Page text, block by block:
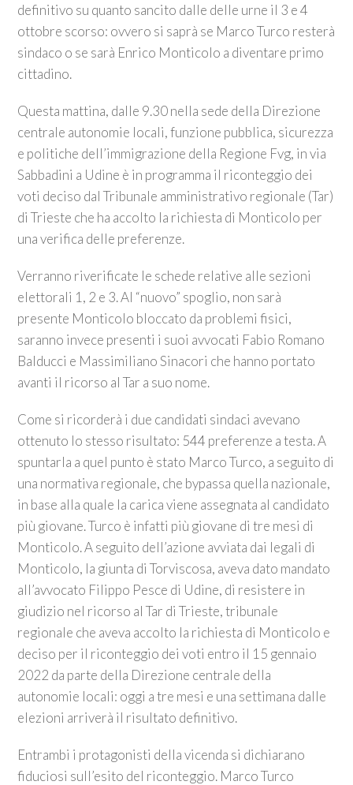
definitivo su quanto sancito dalle delle urne il 3 e 4
ottobre scorso: ovvero si saprà se Marco Turco resterà
sindaco o se sarà Enrico Monticolo a diventare primo
cittadino.
Questa mattina, dalle 9.30 nella sede della Direzione
centrale autonomie locali, funzione pubblica, sicurezza
e politiche dell’immigrazione della Regione Fvg, in via
Sabbadini a Udine è in programma il riconteggio dei
voti deciso dal Tribunale amministrativo regionale (Tar)
di Trieste che ha accolto la richiesta di Monticolo per
una verifica delle preferenze.
Verranno riverificate le schede relative alle sezioni
elettorali 1, 2 e 3. Al “nuovo” spoglio, non sarà
presente Monticolo bloccato da problemi fisici,
saranno invece presenti i suoi avvocati Fabio Romano
Balducci e Massimiliano Sinacori che hanno portato
avanti il ricorso al Tar a suo nome.
Come si ricorderà i due candidati sindaci avevano
ottenuto lo stesso risultato: 544 preferenze a testa. A
spuntarla a quel punto è stato Marco Turco, a seguito di
una normativa regionale, che bypassa quella nazionale,
in base alla quale la carica viene assegnata al candidato
più giovane. Turco è infatti più giovane di tre mesi di
Monticolo. A seguito dell’azione avviata dai legali di
Monticolo, la giunta di Torviscosa, aveva dato mandato
all’avvocato Filippo Pesce di Udine, di resistere in
giudizio nel ricorso al Tar di Trieste, tribunale
regionale che aveva accolto la richiesta di Monticolo e
deciso per il riconteggio dei voti entro il 15 gennaio
2022 da parte della Direzione centrale della
autonomie locali: oggi a tre mesi e una settimana dalle
elezioni arriverà il risultato definitivo.
Entrambi i protagonisti della vicenda si dichiarano
fiduciosi sull’esito del riconteggio. Marco Turco